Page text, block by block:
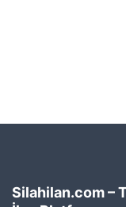
Silahilan.com –